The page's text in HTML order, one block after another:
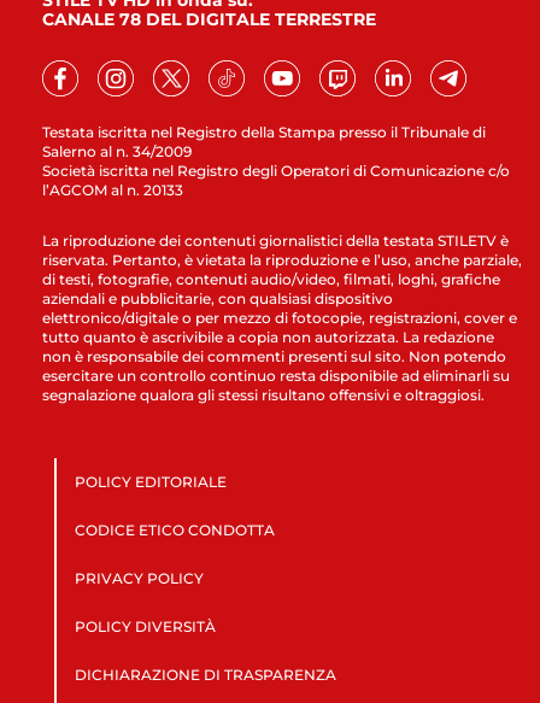
Testata iscritta nel Registro della Stampa presso il Tribunale di
Salerno al n. 34/2009
Società iscritta nel Registro degli Operatori di Comunicazione c/o
l’AGCOM al n. 20133
CANALE 78 DEL DIGITALE TERRESTRE
La riproduzione dei contenuti giornalistici della testata STILETV è
riservata. Pertanto, è vietata la riproduzione e l’uso, anche parziale,
di testi, fotografie, contenuti audio/video, filmati, loghi, grafiche
aziendali e pubblicitarie, con qualsiasi dispositivo
elettronico/digitale o per mezzo di fotocopie, registrazioni, cover e
tutto quanto è ascrivibile a copia non autorizzata. La redazione
non è responsabile dei commenti presenti sul sito. Non potendo
esercitare un controllo continuo resta disponibile ad eliminarli su
segnalazione qualora gli stessi risultano offensivi e oltraggiosi.
POLICY EDITORIALE
CODICE ETICO CONDOTTA
PRIVACY POLICY
POLICY DIVERSITÀ
DICHIARAZIONE DI TRASPARENZA